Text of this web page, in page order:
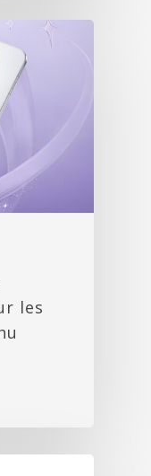
les